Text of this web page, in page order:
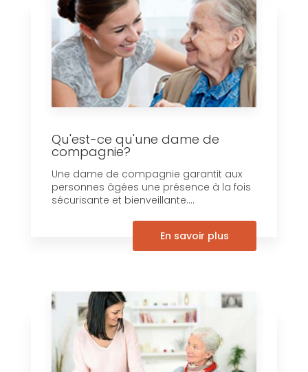
Qu'est-ce qu'une dame de
compagnie?
Une dame de compagnie garantit aux
personnes âgées une présence à la fois
sécurisante et bienveillante....
En savoir plus